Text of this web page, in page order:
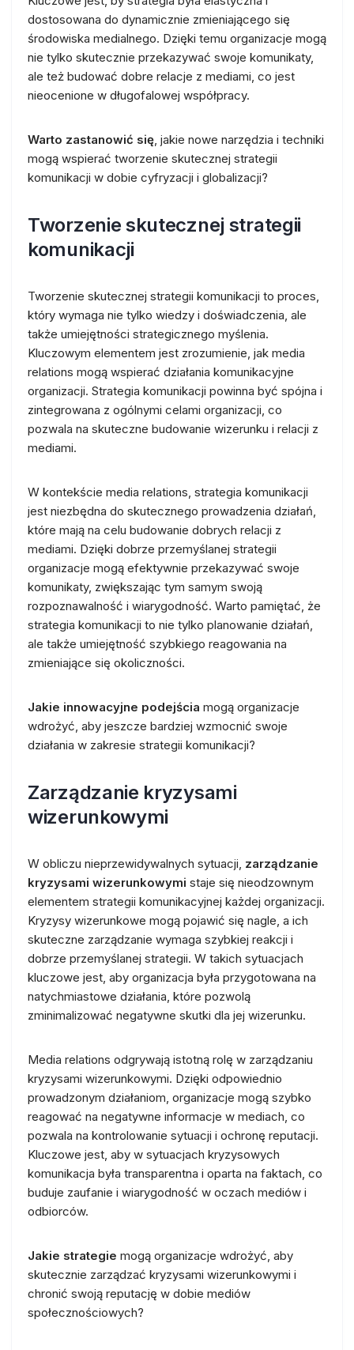
dostosowana do dynamicznie zmieniającego się
środowiska medialnego. Dzięki temu organizacje mogą
nie tylko skutecznie przekazywać swoje komunikaty,
ale też budować dobre relacje z mediami, co jest
nieocenione w długofalowej współpracy.
Warto zastanowić się, jakie nowe narzędzia i techniki
mogą wspierać tworzenie skutecznej strategii
komunikacji w dobie cyfryzacji i globalizacji?
Tworzenie skutecznej strategii
komunikacji
Tworzenie skutecznej strategii komunikacji to proces,
który wymaga nie tylko wiedzy i doświadczenia, ale
także umiejętności strategicznego myślenia.
Kluczowym elementem jest zrozumienie, jak media
relations mogą wspierać działania komunikacyjne
organizacji. Strategia komunikacji powinna być spójna i
zintegrowana z ogólnymi celami organizacji, co
pozwala na skuteczne budowanie wizerunku i relacji z
mediami.
W kontekście media relations, strategia komunikacji
jest niezbędna do skutecznego prowadzenia działań,
które mają na celu budowanie dobrych relacji z
mediami. Dzięki dobrze przemyślanej strategii
organizacje mogą efektywnie przekazywać swoje
komunikaty, zwiększając tym samym swoją
rozpoznawalność i wiarygodność. Warto pamiętać, że
strategia komunikacji to nie tylko planowanie działań,
ale także umiejętność szybkiego reagowania na
zmieniające się okoliczności.
Jakie innowacyjne podejścia mogą organizacje
wdrożyć, aby jeszcze bardziej wzmocnić swoje
działania w zakresie strategii komunikacji?
Zarządzanie kryzysami
wizerunkowymi
W obliczu nieprzewidywalnych sytuacji, zarządzanie
kryzysami wizerunkowymi staje się nieodzownym
elementem strategii komunikacyjnej każdej organizacji.
Kryzysy wizerunkowe mogą pojawić się nagle, a ich
skuteczne zarządzanie wymaga szybkiej reakcji i
dobrze przemyślanej strategii. W takich sytuacjach
kluczowe jest, aby organizacja była przygotowana na
natychmiastowe działania, które pozwolą
zminimalizować negatywne skutki dla jej wizerunku.
Media relations odgrywają istotną rolę w zarządzaniu
kryzysami wizerunkowymi. Dzięki odpowiednio
prowadzonym działaniom, organizacje mogą szybko
reagować na negatywne informacje w mediach, co
pozwala na kontrolowanie sytuacji i ochronę reputacji.
Kluczowe jest, aby w sytuacjach kryzysowych
komunikacja była transparentna i oparta na faktach, co
buduje zaufanie i wiarygodność w oczach mediów i
odbiorców.
Jakie strategie mogą organizacje wdrożyć, aby
skutecznie zarządzać kryzysami wizerunkowymi i
chronić swoją reputację w dobie mediów
społecznościowych?